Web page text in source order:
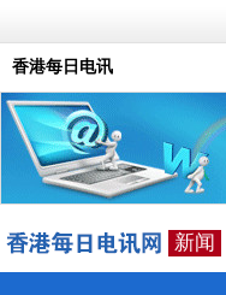
香港每日电讯
新闻